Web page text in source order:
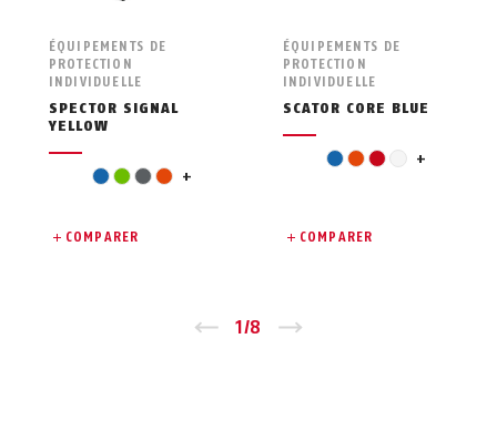
ÉQUIPEMENTS DE
PROTECTION
INDIVIDUELLE
SPECTOR SIGNAL
YELLOW
bluegreen
greyorange
pink +
COMPARER
ÉQUIPEMENTS DE
PROTECTION
INDIVIDUELLE
SCATOR CORE BLUE
blueorange
redwhite
yellow +
COMPARER
Zurück
1/8